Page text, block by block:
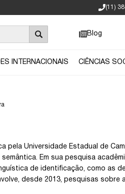
(11)
Blog
INTERNACIONAIS CIÊNCIAS
pela Universidade Estadual de
Em sua pesquisa
de identificação, como as
desde 2013, pesquisas sobre